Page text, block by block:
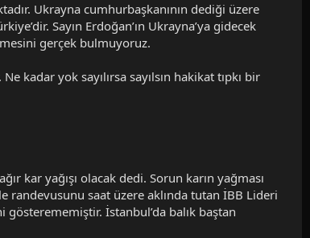
Ukrayna cumhurbaşkanının dediği üzere
Sayın Erdoğan’ın Ukrayna’ya gidecek
gerçek bulmuyoruz.
kadar yok sayılırsa sayılsın hakikat tıpkı bir
kar yağışı olacak dedi. Sorun karın yağması
randevusunu saat üzere aklında tutan İBB Lideri
İstanbul’da balık baştan